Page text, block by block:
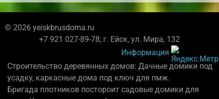
© 2026 yeiskbrusdoma.ru
+7 921 027-89-78; г. Ейск, ул. Мира, 132
Информация
Строительство деревянных домов: Дачные домики под
усадку, каркасные дома под ключ для пмж.
Бригада плотников постороит садовые домики для